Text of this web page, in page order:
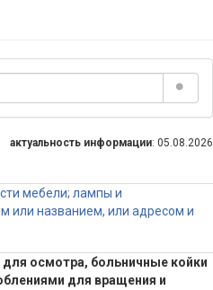
актуальность информации: 05.08.2026
мебели; лампы и
или названием, или адресом и
осмотра, больничные койки
для вращения и